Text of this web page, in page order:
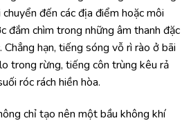
đến các địa điểm hoặc môi
đắm chìm trong những âm thanh đặc
hạn, tiếng sóng vỗ rì rào ở bãi
trong rừng, tiếng côn trùng kêu rả
róc rách hiền hòa.
chỉ tạo nên một bầu không khí